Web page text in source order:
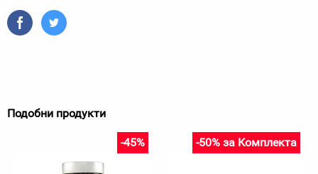
Подобни продукти
-45% -50% за Комплекта